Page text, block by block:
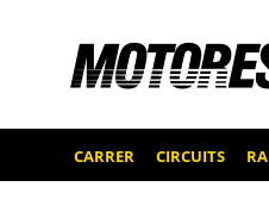
CARRER CIRCUITS